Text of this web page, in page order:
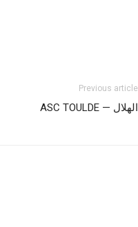
Previous article
الهلال — ASC TOULDE